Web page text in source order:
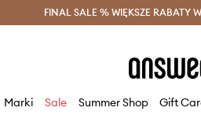
Oszczędzaj z Answear Club >
FINAL SALE % WIĘKSZE RABATY
Marki Sale Summer Shop Gift